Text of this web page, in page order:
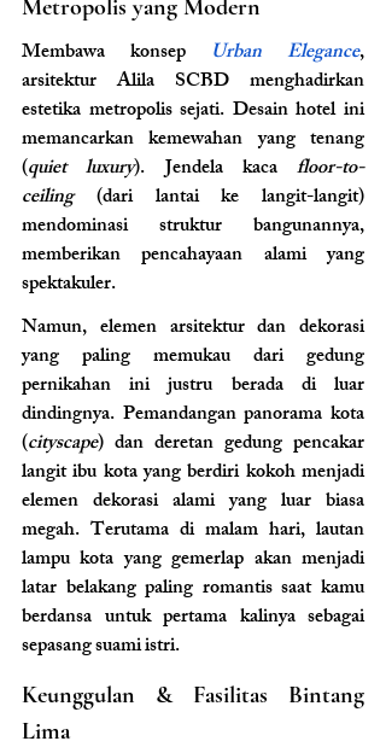
Metropolis yang Modern
Membawa konsep Urban Elegance,
arsitektur Alila SCBD menghadirkan
estetika metropolis sejati. Desain hotel ini
memancarkan kemewahan yang tenang
(quiet luxury). Jendela kaca floor-to-
ceiling (dari lantai ke langit-langit)
mendominasi struktur bangunannya,
memberikan pencahayaan alami yang
spektakuler.
Namun, elemen arsitektur dan dekorasi
yang paling memukau dari gedung
pernikahan ini justru berada di luar
dindingnya. Pemandangan panorama kota
(cityscape) dan deretan gedung pencakar
langit ibu kota yang berdiri kokoh menjadi
elemen dekorasi alami yang luar biasa
megah. Terutama di malam hari, lautan
lampu kota yang gemerlap akan menjadi
latar belakang paling romantis saat kamu
berdansa untuk pertama kalinya sebagai
sepasang suami istri.
Keunggulan & Fasilitas Bintang
Lima